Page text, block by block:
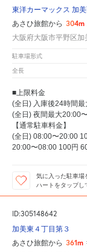
東洋カーマックス 加
あさひ旅館から 304m
大阪府大阪市平野区
駐車場形式
全長
■上限料金
(全日) 入庫後24時間
(全日) 夜間最大20:00
【通常駐車料金】
(全日) 08:00〜20:00
20:00〜08:00 100円
気に入った駐車場
ハートをタップし
ID:305148642
加美東４丁目第３
あさひ旅館から 361m